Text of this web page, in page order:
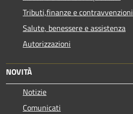
Tributi,finanze e contravvenzioni
Salute, benessere e assistenza
Autorizzazioni
NOVITÀ
Notizie
Comunicati